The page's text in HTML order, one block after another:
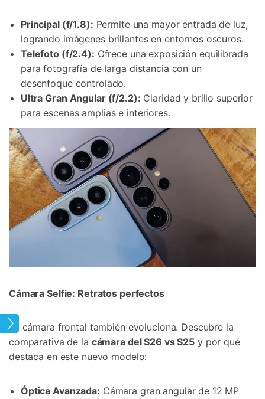
Principal (f/1.8): Permite una mayor entrada de luz,
logrando imágenes brillantes en entornos oscuros.
Telefoto (f/2.4): Ofrece una exposición equilibrada
para fotografía de larga distancia con un
desenfoque controlado.
Ultra Gran Angular (f/2.2): Claridad y brillo superior
para escenas amplias e interiores.
Cámara Selfie: Retratos perfectos
La cámara frontal también evoluciona. Descubre la
comparativa de la cámara del S26 vs S25 y por qué
destaca en este nuevo modelo:
Óptica Avanzada: Cámara gran angular de 12 MP